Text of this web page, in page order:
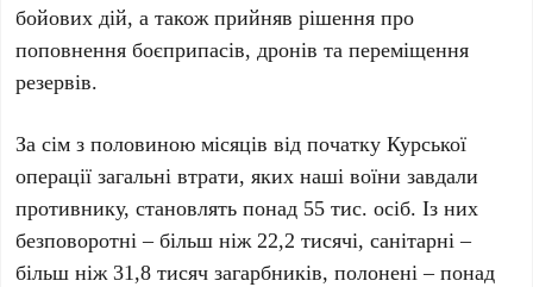
бойових дій, а також прийняв рішення про
поповнення боєприпасів, дронів та переміщення
резервів.
За сім з половиною місяців від початку Курської
операції загальні втрати, яких наші воїни завдали
противнику, становлять понад 55 тис. осіб. Із них
безповоротні – більш ніж 22,2 тисячі, санітарні –
більш ніж 31,8 тисяч загарбників, полонені – понад